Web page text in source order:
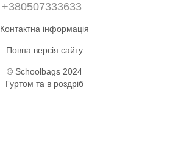
+380507333633
Контактна інформація
Повна версія сайту
© Schoolbags 2024
Гуртом та в роздріб